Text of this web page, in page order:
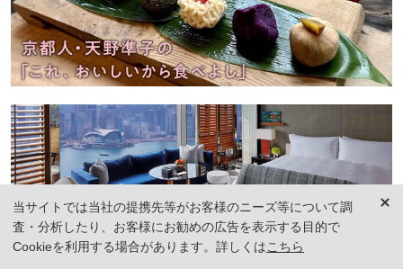
当サイトでは当社の提携先等がお客様のニーズ等について調
査・分析したり、お客様にお勧めの広告を表示する目的で
Cookieを利用する場合があります。詳しくはこちら